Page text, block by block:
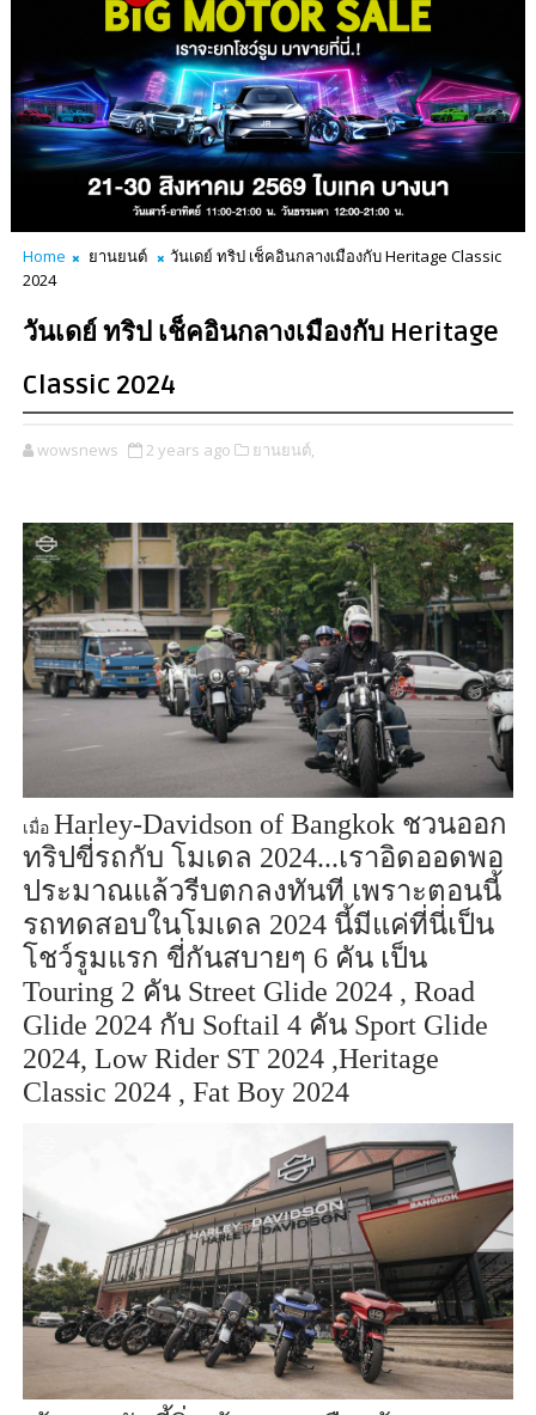
Home ยานยนต์
วันเดย์ ทริป เช็คอินกลางเมืองกับ Heritage Classic
2024
วันเดย์ ทริป เช็คอินกลางเมืองกับ Heritage
Classic 2024
wowsnews 2 years ago ยานยนต์,
เมื่อ Harley-Davidson of Bangkok ชวนออก
ทริปขี่รถกับ โมเดล 2024...เราอิดออดพอ
ประมาณแล้วรีบตกลงทันที เพราะตอนนี้
รถทดสอบในโมเดล 2024นี้มีแค่ที่นี่เป็น
โชว์รูมแรก ขี่กันสบายๆ 6คัน เป็น
Touring 2 คัน Street Glide 2024 , Road
Glide 2024กับ Softail 4คัน Sport Glide
2024, Low Rider ST 2024 ,Heritage
Classic 2024 , Fat Boy 2024